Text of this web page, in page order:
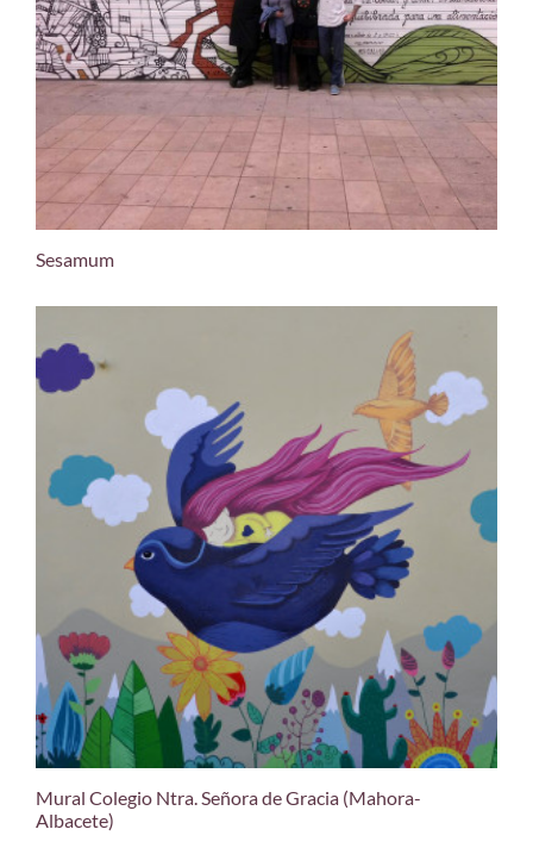
Sesamum
Mural Colegio Ntra. Señora de Gracia (Mahora-
Albacete)